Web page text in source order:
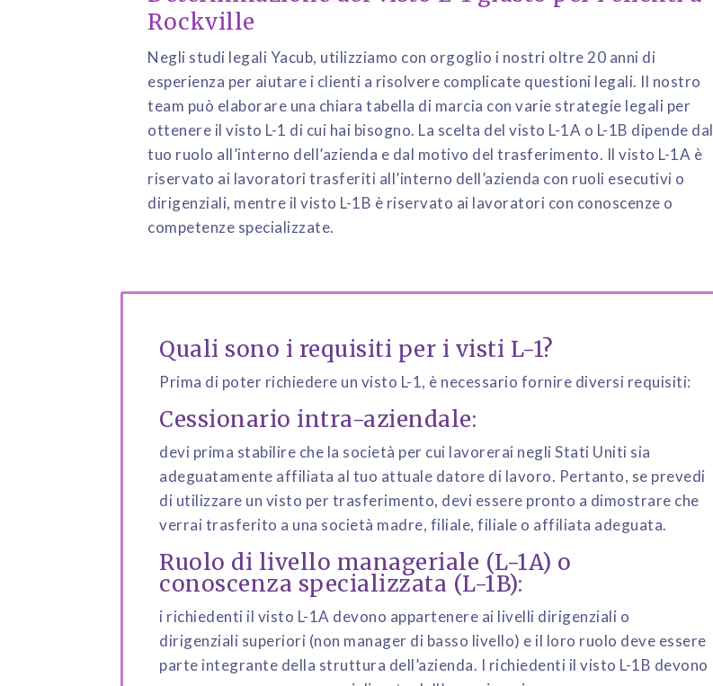
Rockville
Negli studi legali Yacub, utilizziamo con orgoglio i nostri oltre 20 anni di
esperienza per aiutare i clienti a risolvere complicate questioni legali. Il nostro
team può elaborare una chiara tabella di marcia con varie strategie legali per
ottenere il visto L-1 di cui hai bisogno. La scelta del visto L-1A o L-1B dipende dal
tuo ruolo all’interno dell’azienda e dal motivo del trasferimento. Il visto L-1A è
riservato ai lavoratori trasferiti all’interno dell’azienda con ruoli esecutivi o
dirigenziali, mentre il visto L-1B è riservato ai lavoratori con conoscenze o
competenze specializzate.
Quali sono i requisiti per i visti L-1?
Prima di poter richiedere un visto L-1, è necessario fornire diversi requisiti:
Cessionario intra-aziendale:
devi prima stabilire che la società per cui lavorerai negli Stati Uniti sia
adeguatamente affiliata al tuo attuale datore di lavoro. Pertanto, se prevedi
di utilizzare un visto per trasferimento, devi essere pronto a dimostrare che
verrai trasferito a una società madre, filiale, filiale o affiliata adeguata.
Ruolo di livello manageriale (L-1A) o
conoscenza specializzata (L-1B):
i richiedenti il ​​visto L-1A devono appartenere ai livelli dirigenziali o
dirigenziali superiori (non manager di basso livello) e il loro ruolo deve essere
parte integrante della struttura dell’azienda. I richiedenti il ​​visto L-1B devono